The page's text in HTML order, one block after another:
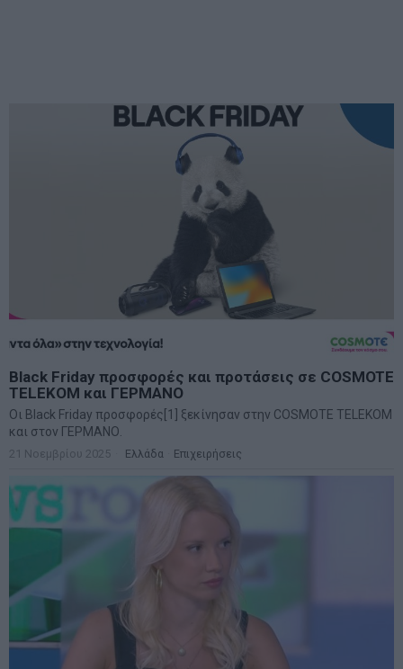
Black Friday προσφορές και προτάσεις σε COSMOTE
TELEKOM και ΓΕΡΜΑΝΟ
Oι Black Friday προσφορές[1] ξεκίνησαν στην COSMOTE TELEKOM
και στον ΓΕΡΜΑΝΟ.
21 Νοεμβρίου 2025 Ελλάδα Επιχειρήσεις